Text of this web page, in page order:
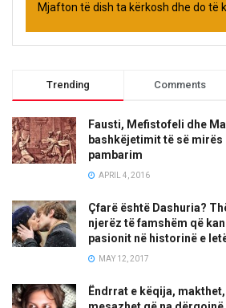
Mjafton të dish ta kërkosh dhe do të
Trending Comments
Fausti, Mefistofeli dhe
bashkëjetimit të së mirës
pambarim
APRIL 4, 2016
Çfarë është Dashuria?
njerëz të famshëm që
pasionit në historinë e
MAY 12, 2017
Ëndrrat e këqija,